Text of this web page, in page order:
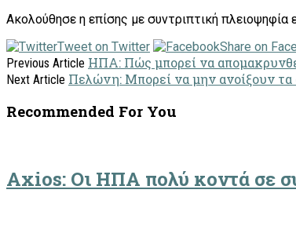
Ακολούθησε η επίσης με συντριπτική
Tweet on Twitter
Share on
Previous Article ΗΠΑ: Πώς μπορεί να
Next Article Πελώνη: Μπορεί να μην ανοίξουν
Recommended For You
Axios: Οι ΗΠΑ πολύ κοντά σε